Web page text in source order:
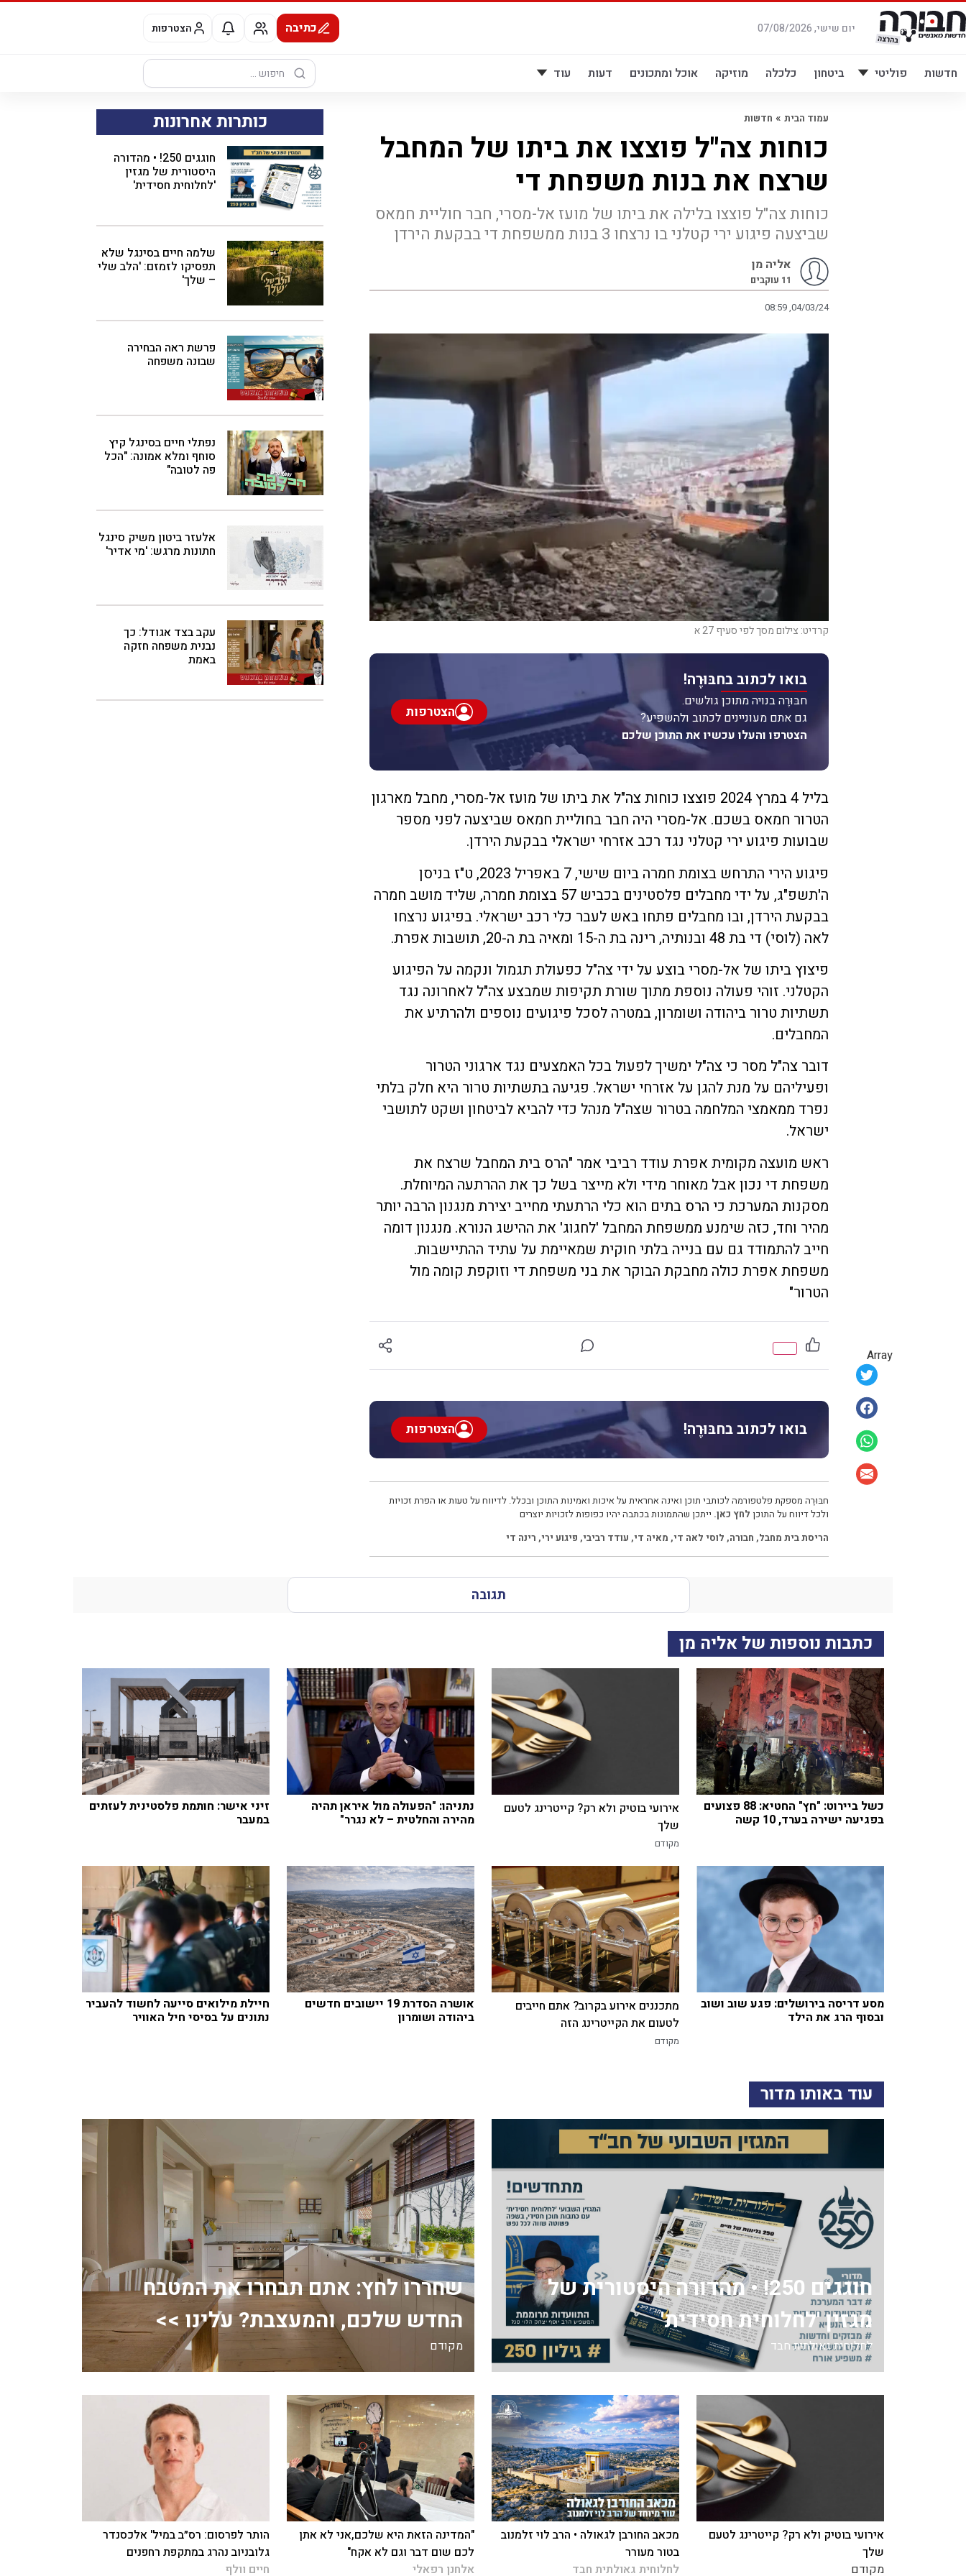
דלג
לתוכן
יום שישי, 07/08/2026 כתיבה הצטרפות
חדשות פוליטי ביטחון כלכלה מוזיקה אוכל ומתכונים דעות עוד
חיפוש:
Array
עמוד הבית » חדשות
כוחות צה"ל פוצצו את ביתו של המחבל
שרצח את בנות משפחת די
כוחות צה"ל פוצצו בלילה את ביתו של מועז אל-מסרי, חבר חוליית חמאס
שביצעה פיגוע ירי קטלני בו נרצחו 3 בנות ממשפחת די בבקעת הירדן
אליה מן
11 עוקבים
08:59 ,04/03/24
קרדיט: צילום מסך לפי סעיף 27 א
בואו לכתוב בחבּוּרֶה!
חבּוּרֶה בנויה מתוכן גולשים.
גם אתם מעוניינים לכתוב ולהשפיע?
הצטרפו והעלו עכשיו את התוכן שלכם
הצטרפות
בליל 4 במרץ 2024 פוצצו כוחות צה"ל את ביתו של מועז אל-מסרי, מחבל מארגון
הטרור חמאס בשכם. אל-מסרי היה חבר בחוליית חמאס שביצעה לפני מספר
שבועות פיגוע ירי קטלני נגד רכב אזרחי ישראלי בבקעת הירדן.
פיגוע הירי התרחש בצומת חמרה ביום שישי, 7 באפריל 2023, ט"ז בניסן
ה'תשפ"ג, על ידי מחבלים פלסטינים בכביש 57 בצומת חמרה, שליד מושב חמרה
בבקעת הירדן, ובו מחבלים פתחו באש לעבר כלי רכב ישראלי. בפיגוע נרצחו
לאה (לוסי) די בת 48 ובנותיה, רינה בת ה-15 ומאיה בת ה-20, תושבות אפרת.
פיצוץ ביתו של אל-מסרי בוצע על ידי צה"ל כפעולת תגמול ונקמה על הפיגוע
הקטלני. זוהי פעולה נוספת מתוך שורת תקיפות שמבצע צה"ל לאחרונה נגד
תשתיות טרור ביהודה ושומרון, במטרה לסכל פיגועים נוספים ולהרתיע את
המחבלים.
דובר צה"ל מסר כי צה"ל ימשיך לפעול בכל האמצעים נגד ארגוני הטרור
ופעיליהם על מנת להגן על אזרחי ישראל. פגיעה בתשתיות טרור היא חלק בלתי
נפרד ממאמצי המלחמה בטרור שצה"ל מנהל כדי להביא לביטחון ושקט לתושבי
ישראל.
ראש מועצה מקומית אפרת עודד רביבי אמר "הרס בית המחבל שרצח את
משפחת די נכון אבל מאוחר מידי ולא מייצר בשל כך את ההרתעה המיוחלת.
מסקנות המערכת כי הרס בתים הוא כלי הרתעתי מחייב יצירת מנגנון הרבה יותר
מהיר וחד, כזה שימנע ממשפחת המחבל 'לחגוג' את ההישג הנורא. מנגנון דומה
חייב להתמודד גם עם בנייה בלתי חוקית שמאיימת על עתיד ההתיישבות.
משפחת אפרת כולה מחבקת הבוקר את בני משפחת די וזוקפת קומה מול
הטרור"
בואו לכתוב בחבּוּרֶה! הצטרפות
חבּוּרֶה מספקת פלטפורמה לכותבי תוכן ואינה אחראית על איכות ואמינות התוכן ובכלל. לדיווח על טעות או הפרת זכויות
ולכל דיווח על התוכן לחץ כאן. ייתכן שהתמונות בכתבה יהיו כפופות לזכויות יוצרים
הריסת בית מחבל, חבורה, לוסי לאה די, מאיה די, עודד רביבי, פיגוע ירי, רינה די
כותרות אחרונות
חוגגים 250! • מהדורה
היסטורית של מגזין
'לחלוחית חסידית'
שלמה חיים בסינגל שלא
תפסיקו לזמזם: 'הלב שלי
– שלך'
פרשת ראה הבחירה
שבונה משפחה
נפתלי חיים בסינגל קיץ
סוחף ומלא אמונה: "הכל
פה לטובה"
אלעזר ביטון משיק סינגל
חתונות מרגש: 'מי אדיר'
עקב בצד אגודל: כך
נבנית משפחה חזקה
באמת
תגובה
כתבות נוספות של אליה מן
כשל ביירוט: "חץ" החטיא: 88 פצועים
בפגיעה ישירה בערד, 10 קשה
אירועי בוטיק ולא רק? קייטרינג לטעם
שלך
מקודם
נתניהו: "הפעולה מול איראן תהיה
מהירה והחלטית – לא נגרר"
זיני אישר: חותמת פלסטינית לעזתים
במעבר
מסע דריסה בירושלים: פגע שוב ושוב
ובסוף הרג את הילד
מתכננים אירוע בקרוב? אתם חייבים
לטעום את הקייטרינג הזה
מקודם
אושרה הסדרת 19 יישובים חדשים
ביהודה ושומרון
חיילת מילואים סייעה לחשוד להעביר
נתונים על בסיסי חיל האוויר
עוד באותו מדור
חוגגים 250! • מהדורה היסטורית של
מגזין 'לחלוחית חסידית'
לחלוחית גאולתית חבד
שחררו לחץ: אתם תבחרו את המטבח
החדש שלכם, והמעצבת? עלינו >>
מקודם
אירועי בוטיק ולא רק? קייטרינג לטעם
שלך
מקודם
מכאב החורבן לגאולה • הרב לוי זלמנוב
בטור מעורר
לחלוחית גאולתית חבד
"המדינה הזאת היא שלכם,אני לא אתן
לכם שום דבר וגם לא אקח"
אלחנן רפאלי
הותר לפרסום: רס״ב במיל' אלכסנדר
גלובניוב נהרג במתקפת רחפנים
חיים וולף